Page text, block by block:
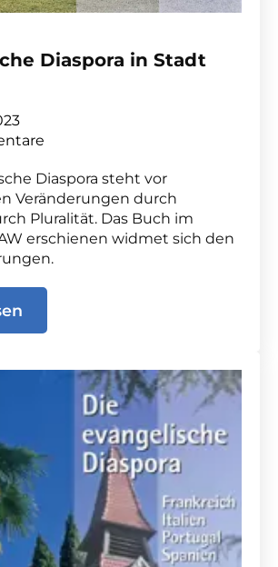
Diaspora in Stadt
Diaspora steht vor
Veränderungen durch
Pluralität. Das Buch im
erschienen widmet sich den